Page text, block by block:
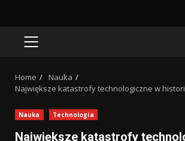
PRIMARY
Home
Nauka
Największe katastrofy technologiczne w
Nauka Technologia
Największe katastrofy